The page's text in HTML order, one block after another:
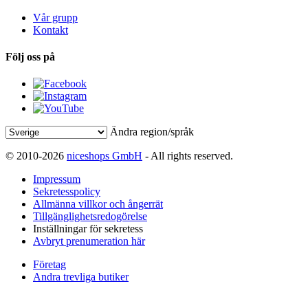
Vår grupp
Kontakt
Följ oss på
Ändra region/språk
© 2010-2026 niceshops GmbH - All rights reserved.
Impressum
Sekretesspolicy
Allmänna villkor och ångerrät
Tillgänglighetsredogörelse
Inställningar för sekretess
Avbryt prenumeration här
Företag
Andra trevliga butiker